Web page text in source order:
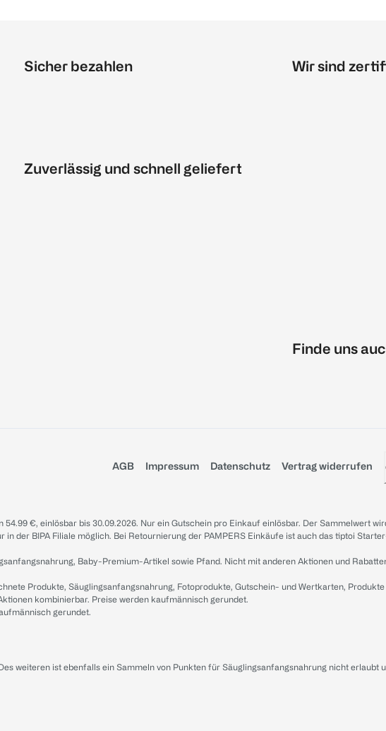
Sicher bezahlen
Zuverlässig und schnell geliefert
Wir sind
Finde uns
AGB Impressum Datenschutz Vertrag widerrufen
€, einlösbar bis 30.09.2026. Nur ein Gutschein pro Einkauf einlösbar. Der Sammelwert
der BIPA Filiale möglich. Bei Retournierung der PAMPERS Einkäufe ist auch das tiptoi
Baby-Premium-Artikel sowie Pfand. Nicht mit anderen Aktionen und
Produkte, Säuglingsanfangsnahrung, Fotoprodukte, Gutschein- und Wertkarten,
kombinierbar. Preise werden kaufmännisch gerundet.
gerundet.
weiteren ist ebenfalls ein Sammeln von Punkten für Säuglingsanfangsnahrung nicht erlaubt